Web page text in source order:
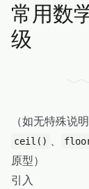
常用数
级
（如无特殊说
ceil() 、
原型）
引入